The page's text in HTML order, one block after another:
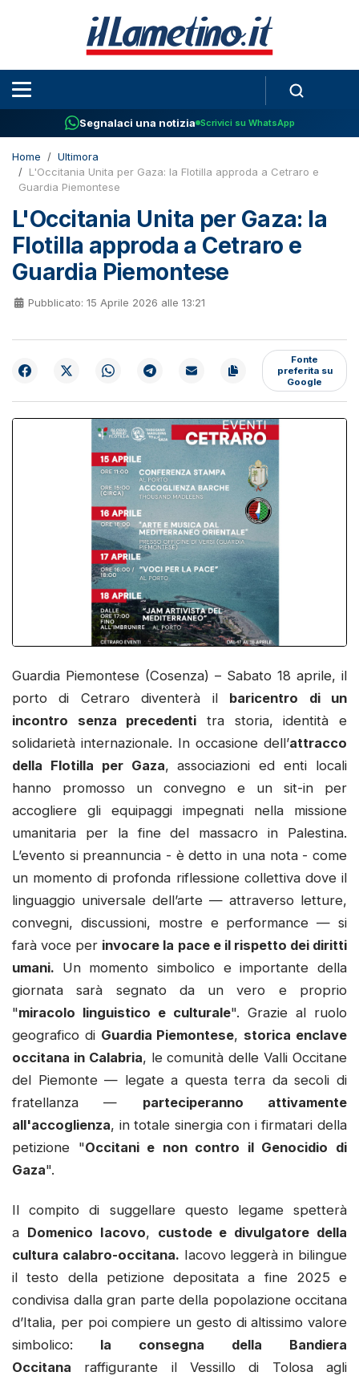
Segnalaci una notizia Scrivici su WhatsApp
Home
Ultimora
L'Occitania Unita per Gaza: la Flotilla approda a Cetraro e
Guardia Piemontese
L'Occitania Unita per Gaza: la
Flotilla approda a Cetraro e
Guardia Piemontese
Pubblicato: 15 Aprile 2026 alle 13:21
Fonte
preferita su
Google
Guardia Piemontese (Cosenza) – Sabato 18 aprile, il
porto di Cetraro diventerà il baricentro di un
incontro senza precedenti tra storia, identità e
solidarietà internazionale. In occasione dell’attracco
della Flotilla per Gaza, associazioni ed enti locali
hanno promosso un convegno e un sit-in per
accogliere gli equipaggi impegnati nella missione
umanitaria per la fine del massacro in Palestina.
L’evento si preannuncia - è detto in una nota - come
un momento di profonda riflessione collettiva dove il
linguaggio universale dell’arte — attraverso letture,
convegni, discussioni, mostre e performance — si
farà voce per invocare la pace e il rispetto dei diritti
umani. Un momento simbolico e importante della
giornata sarà segnato da un vero e proprio
"miracolo linguistico e culturale". Grazie al ruolo
geografico di Guardia Piemontese, storica enclave
occitana in Calabria, le comunità delle Valli Occitane
del Piemonte — legate a questa terra da secoli di
fratellanza — parteciperanno attivamente
all'accoglienza, in totale sinergia con i firmatari della
petizione "Occitani e non contro il Genocidio di
Gaza".
Il compito di suggellare questo legame spetterà
a Domenico Iacovo, custode e divulgatore della
cultura calabro-occitana. Iacovo leggerà in bilingue
il testo della petizione depositata a fine 2025 e
condivisa dalla gran parte della popolazione occitana
d’Italia, per poi compiere un gesto di altissimo valore
simbolico: la consegna della Bandiera
Occitana raffigurante il Vessillo di Tolosa agli